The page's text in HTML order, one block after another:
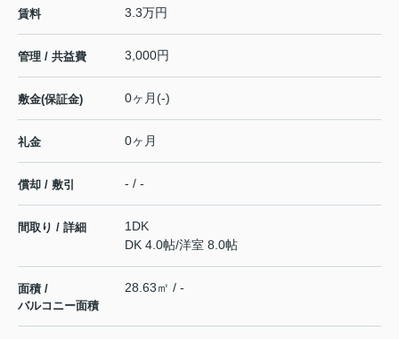
賃料 3.3万円
管理 / 共益費 3,000円
敷金(保証金) 0ヶ月(-)
礼金 0ヶ月
償却 / 敷引 - / -
間取り / 詳細
1DK
DK 4.0帖/洋室 8.0帖
面積 /
バルコニー面積
28.63㎡ / -